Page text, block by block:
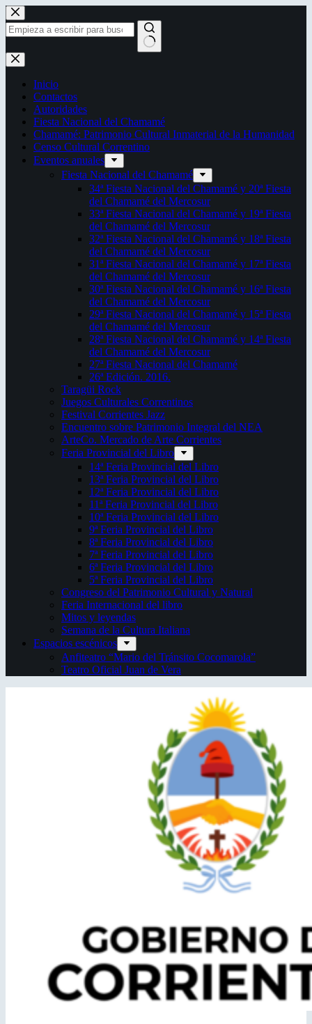
Saltar
al
contenido
Sin
resultados
Inicio
Contactos
Autoridades
Fiesta Nacional del Chamamé
Chamamé: Patrimonio Cultural Inmaterial de la Humanidad
Censo Cultural Correntino
Eventos anuales
Fiesta Nacional del Chamamé
34ª Fiesta Nacional del Chamamé y 20ª Fiesta
del Chamamé del Mercosur
33ª Fiesta Nacional del Chamamé y 19ª Fiesta
del Chamamé del Mercosur
32ª Fiesta Nacional del Chamamé y 18ª Fiesta
del Chamamé del Mercosur
31ª Fiesta Nacional del Chamamé y 17ª Fiesta
del Chamamé del Mercosur
30ª Fiesta Nacional del Chamamé y 16ª Fiesta
del Chamamé del Mercosur
29ª Fiesta Nacional del Chamamé y 15ª Fiesta
del Chamamé del Mercosur
28ª Fiesta Nacional del Chamamé y 14ª Fiesta
del Chamamé del Mercosur
27ª Fiesta Nacional del Chamamé
26ª Edición. 2016.
Taragüi Rock
Juegos Culturales Correntinos
Festival Corrientes Jazz
Encuentro sobre Patrimonio Integral del NEA
ArteCo. Mercado de Arte Corrientes
Feria Provincial del Libro
14ª Feria Provincial del Libro
13ª Feria Provincial del Libro
12ª Feria Provincial del Libro
11ª Feria Provincial del Libro
10ª Feria Provincial del Libro
9ª Feria Provincial del Libro
8ª Feria Provincial del Libro
7ª Feria Provincial del Libro
6ª Feria Provincial del Libro
5ª Feria Provincial del Libro
Congreso del Patrimonio Cultural y Natural
Feria Internacional del libro
Mitos y leyendas
Semana de la Cultura Italiana
Espacios escénicos
Anfiteatro “Mario del Tránsito Cocomarola”
Teatro Oficial Juan de Vera